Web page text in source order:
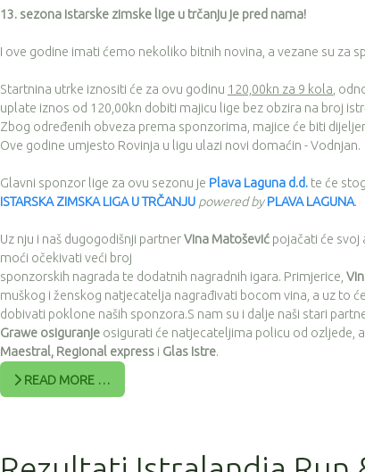
13. sezona istarske zimske lige u trčanju je pred nama!
I ove godine imati ćemo nekoliko bitnih novina, a vezane su za
Startnina utrke iznositi će za ovu godinu 120,00kn za 9 kola,
uplate iznos od 120,00kn dobiti majicu lige bez obzira na broj
Zbog određenih obveza prema sponzorima, majice će biti
Ove godine umjesto Rovinja u ligu ulazi novi domaćin - Vodnjan.
Glavni sponzor lige za ovu sezonu je Plava Laguna d.d. te će
ISTARSKA ZIMSKA LIGA U TRČANJU powered by PLAVA LAGUNA.
Uz nju i naš dugogodišnji partnerVina Matošević pojačati će svoj
moći očekivati veći broj
sponzorskih nagrada te dodatnih nagradnih igara. Primjerice,
muškog i ženskog natjecatelja nagrađivati bocom vina, a uz to
dobivati poklone naših sponzora.S nam su i dalje naši stari
Grawe osiguranje osigurati će natjecateljima policu od ozljede,
Maestral, Regional express i Glas Istre.
READ MORE …